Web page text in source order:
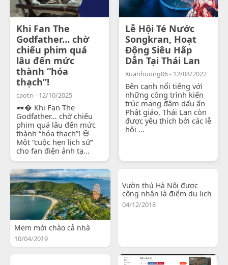
Khi Fan The
Godfather… chờ
chiếu phim quá
lâu đến mức
thành “hóa
thạch”!
caotri - 12/10/2025
🕶� Khi Fan The
Godfather… chờ chiếu
phim quá lâu đến mức
thành “hóa thạch”! 💀
Một “cuộc hẹn lịch sử”
cho fan điện ảnh tạ...
Lễ Hội Té Nước
Songkran, Hoạt
Động Siêu Hấp
Dẫn Tại Thái Lan
Xuanhuong06 - 12/04/2022
Bên cạnh nổi tiếng với
những công trình kiến
trúc mang đậm dấu ấn
Phật giáo, Thái Lan còn
được yêu thích bởi các lễ
hội ...
Mem mới chào cả nhà
10/04/2019
Vườn thú Hà Nội được
công nhận là điểm du lịch
04/12/2018